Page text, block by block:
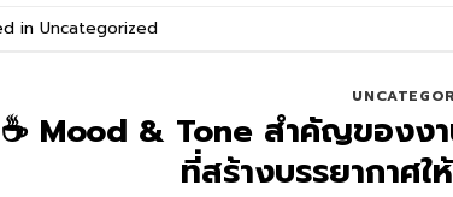
in Uncategorized
☕ Mood & Tone สำคัญของง
ที่สร้างบรรยากาศ